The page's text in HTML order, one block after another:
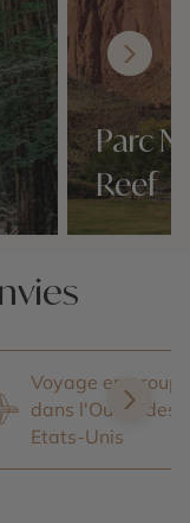
Parc
Reef
Voyage en groupe
dans l'Ouest des
Etats-Unis